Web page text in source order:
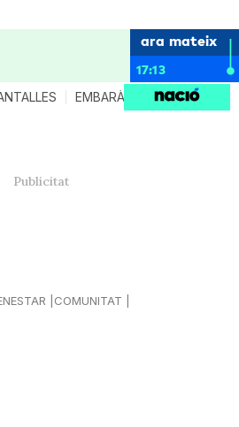
ara mateix
17:13
EMBARÀS CRIANÇA
COMUNITAT